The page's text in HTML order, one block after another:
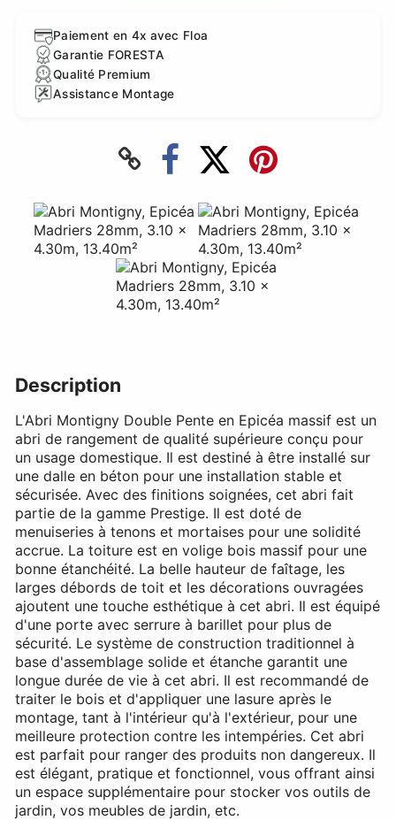
Paiement en 4x avec Floa
Garantie FORESTA
Qualité Premium
Assistance Montage
Description
L'Abri Montigny Double Pente en Epicéa massif est un
abri de rangement de qualité supérieure conçu pour
un usage domestique. Il est destiné à être installé sur
une dalle en béton pour une installation stable et
sécurisée. Avec des finitions soignées, cet abri fait
partie de la gamme Prestige. Il est doté de
menuiseries à tenons et mortaises pour une solidité
accrue. La toiture est en volige bois massif pour une
bonne étanchéité. La belle hauteur de faîtage, les
larges débords de toit et les décorations ouvragées
ajoutent une touche esthétique à cet abri. Il est équipé
d'une porte avec serrure à barillet pour plus de
sécurité. Le système de construction traditionnel à
base d'assemblage solide et étanche garantit une
longue durée de vie à cet abri. Il est recommandé de
traiter le bois et d'appliquer une lasure après le
montage, tant à l'intérieur qu'à l'extérieur, pour une
meilleure protection contre les intempéries. Cet abri
est parfait pour ranger des produits non dangereux. Il
est élégant, pratique et fonctionnel, vous offrant ainsi
un espace supplémentaire pour stocker vos outils de
jardin, vos meubles de jardin, etc.